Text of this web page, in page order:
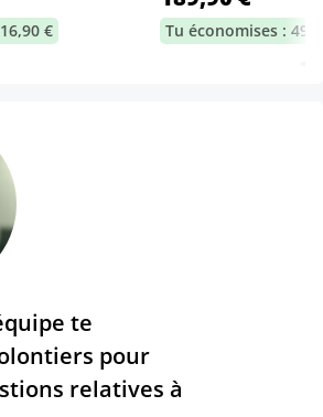
€ Tu économises :
te
pour
relatives à